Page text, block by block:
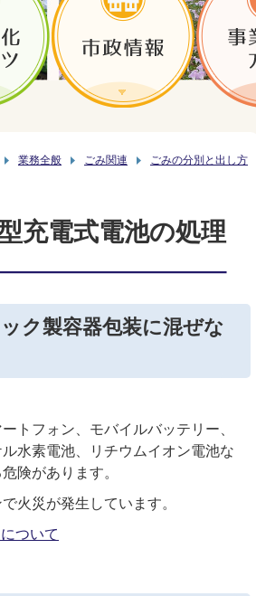
業務全般 ごみ関連
ごみの分別と出し方
充電式電池の処理
ク製容器包装に混ぜな
トフォン、モバイルバッテリー、
水素電池、リチウムイオン電池な
険があります。
火災が発生しています。
ついて